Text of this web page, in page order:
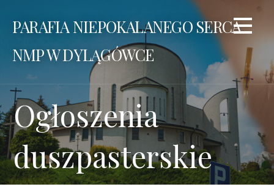
PARAFIA NIEPOKALANEGO SERCA
NMP W DYLĄGÓWCE
Ogłoszenia
duszpasterskie